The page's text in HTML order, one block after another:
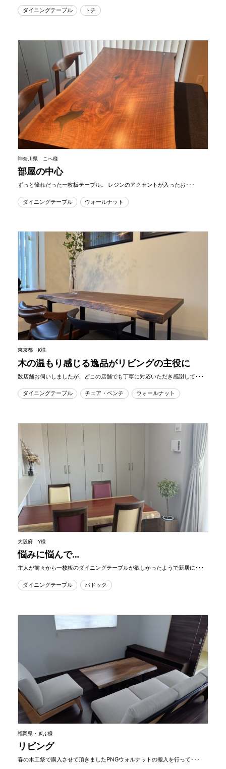
ダイニングテーブル トチ
神奈川県 こへ様
部屋の中心
ずっと憧れだった一枚板テーブル。 レジンのアクセントが入ったお･･･
ダイニングテーブル ウォールナット
東京都 K様
木の温もり感じる逸品がリビングの主役に
数店舗お伺いしましたが、どこの店舗でも丁寧に対応いただき感謝して･･･
ダイニングテーブル チェア・ベンチ ウォールナット
大阪府 Y様
悩みに悩んで…
主人が前々から一枚板のダイニングテーブルが欲しかったようで新居に･･･
ダイニングテーブル パドック
福岡県・ぎぶ様
リビング
春の木工祭で購入させて頂きましたPNGウォルナットの搬入を行って･･･